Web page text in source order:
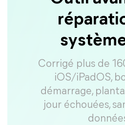
Corrigé plus de
iOS/iPadOS,
démarrage,
jour échouées,